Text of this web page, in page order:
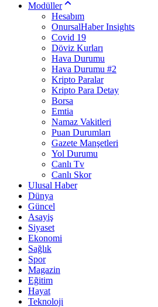
Modüller
Hesabım
OnursalHaber Insights
Covid 19
Döviz Kurları
Hava Durumu
Hava Durumu #2
Kripto Paralar
Kripto Para Detay
Borsa
Emtia
Namaz Vakitleri
Puan Durumları
Gazete Manşetleri
Yol Durumu
Canlı Tv
Canlı Skor
Ulusal Haber
Dünya
Güncel
Asayiş
Siyaset
Ekonomi
Sağlık
Spor
Magazin
Eğitim
Hayat
Teknoloji